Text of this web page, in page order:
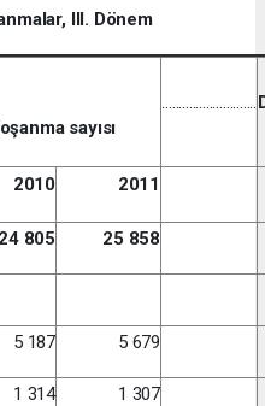
III. Dönem
sayısı
2010 2011
24 805 25 858
5 187 5 679
1 314 1 307